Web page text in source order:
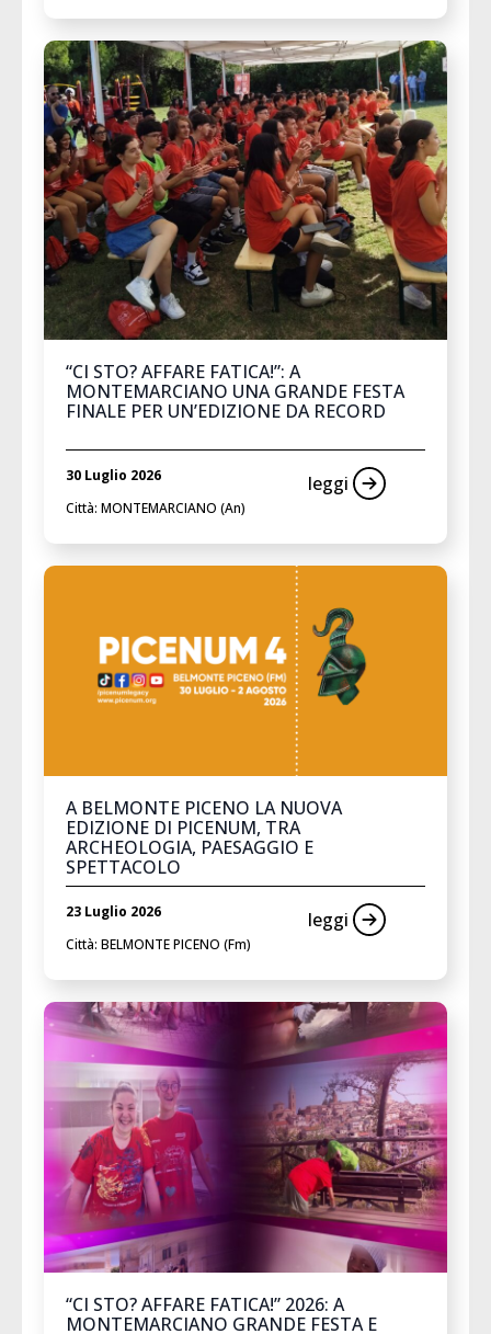
“CI STO? AFFARE FATICA!”: A
MONTEMARCIANO UNA GRANDE FESTA
FINALE PER UN’EDIZIONE DA RECORD
30 Luglio 2026
Città: MONTEMARCIANO (An)
leggi
A BELMONTE PICENO LA NUOVA
EDIZIONE DI PICENUM, TRA
ARCHEOLOGIA, PAESAGGIO E
SPETTACOLO
23 Luglio 2026
Città: BELMONTE PICENO (Fm)
leggi
“CI STO? AFFARE FATICA!” 2026: A
MONTEMARCIANO GRANDE FESTA E